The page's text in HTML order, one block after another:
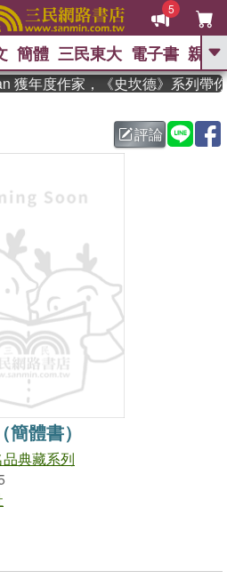
5
GO
父親節 、 如果歷
暑期推薦 、 國際布克
偉大的迷走神經
簡體 三民東大 電子書 親子
年度作家，《史坎德》系列帶你
評論
體書）
典藏系列